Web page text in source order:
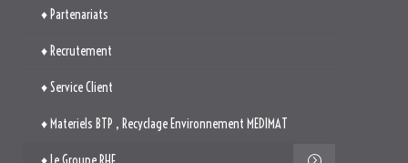
♦ Le Groupe RHF
♦ Plan du site
♦ Mentions légales
♦ Politique de cookies (UE)